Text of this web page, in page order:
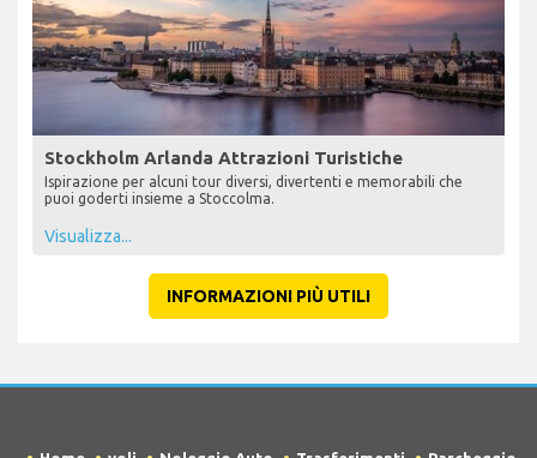
Stockholm Arlanda Attrazioni Turistiche
Ispirazione per alcuni tour diversi, divertenti e memorabili che
puoi goderti insieme a Stoccolma.
Visualizza...
INFORMAZIONI PIÙ UTILI